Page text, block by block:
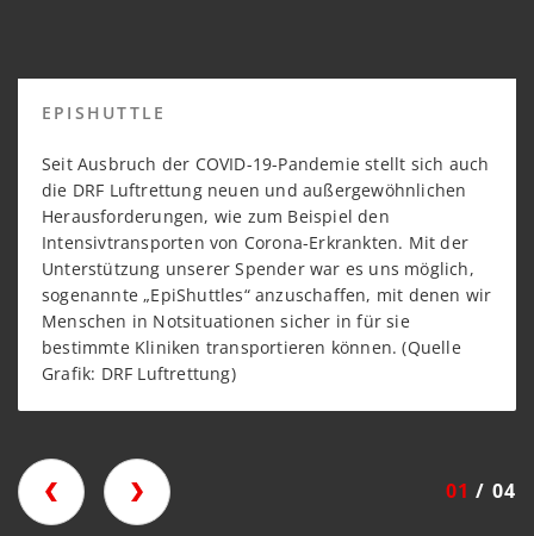
EPISHUTTLE
Seit Ausbruch der COVID-19-Pandemie stellt sich auch
die DRF Luftrettung neuen und außergewöhnlichen
Herausforderungen, wie zum Beispiel den
Intensivtransporten von Corona-Erkrankten. Mit der
Unterstützung unserer Spender war es uns möglich,
sogenannte „EpiShuttles“ anzuschaffen, mit denen wir
Menschen in Notsituationen sicher in für sie
bestimmte Kliniken transportieren können. (Quelle
Grafik: DRF Luftrettung)
01 / 04